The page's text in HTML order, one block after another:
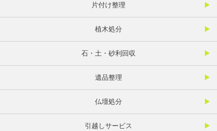
片付け整理
植木処分
石・土・砂利回収
遺品整理
仏壇処分
引越しサービス